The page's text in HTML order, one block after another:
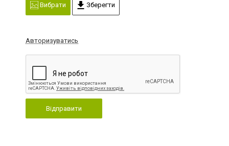
Вибрати
Зберегти
Авторизуватись
Відправити